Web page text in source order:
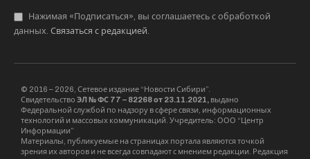
мультимедийной выставки «Дальневосточный
На выставке представлены новые, в том числе
рассекреченные документы и редкие
фотографии, раскрывающие историю событий
августа – сентября 1945 года. Среди архивных